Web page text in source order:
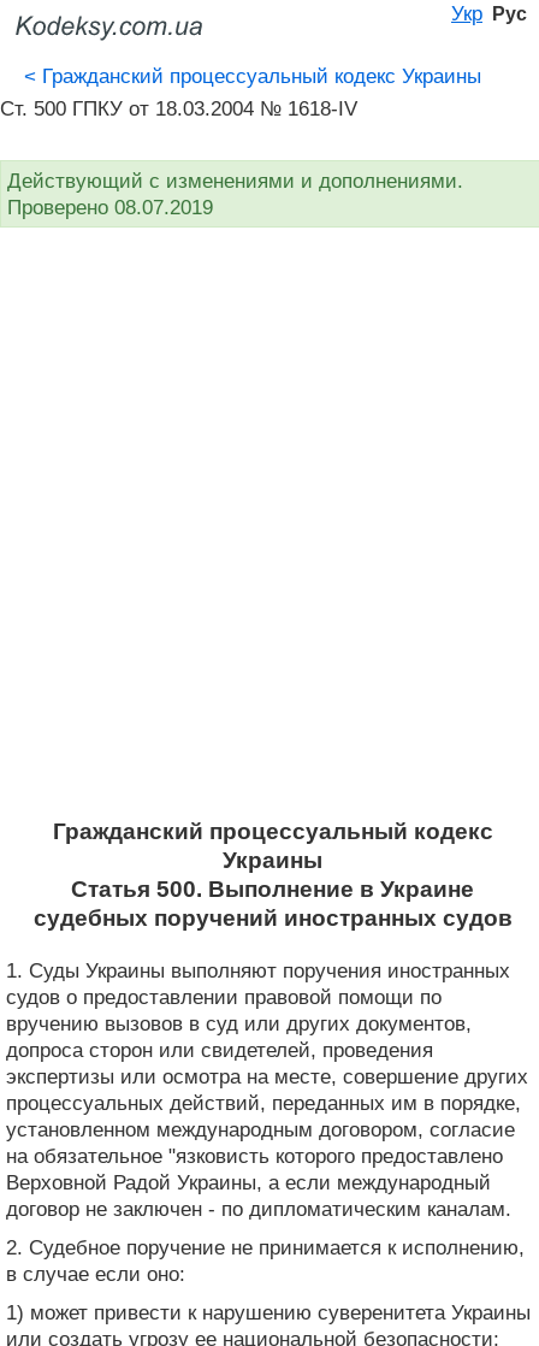
Укр Рус
< Гражданский процессуальный кодекс Украины
Ст. 500 ГПКУ от 18.03.2004 № 1618-IV
Действующий с изменениями и дополнениями.
Проверено 08.07.2019
Гражданский процессуальный кодекс
Украины
Статья 500. Выполнение в Украине
судебных поручений иностранных судов
1. Суды Украины выполняют поручения иностранных
судов о предоставлении правовой помощи по
вручению вызовов в суд или других документов,
допроса сторон или свидетелей, проведения
экспертизы или осмотра на месте, совершение других
процессуальных действий, переданных им в порядке,
установленном международным договором, согласие
на обязательное "язковисть которого предоставлено
Верховной Радой Украины, а если международный
договор не заключен - по дипломатическим каналам.
2. Судебное поручение не принимается к исполнению,
в случае если оно:
1) может привести к нарушению суверенитета Украины
или создать угрозу ее национальной безопасности;